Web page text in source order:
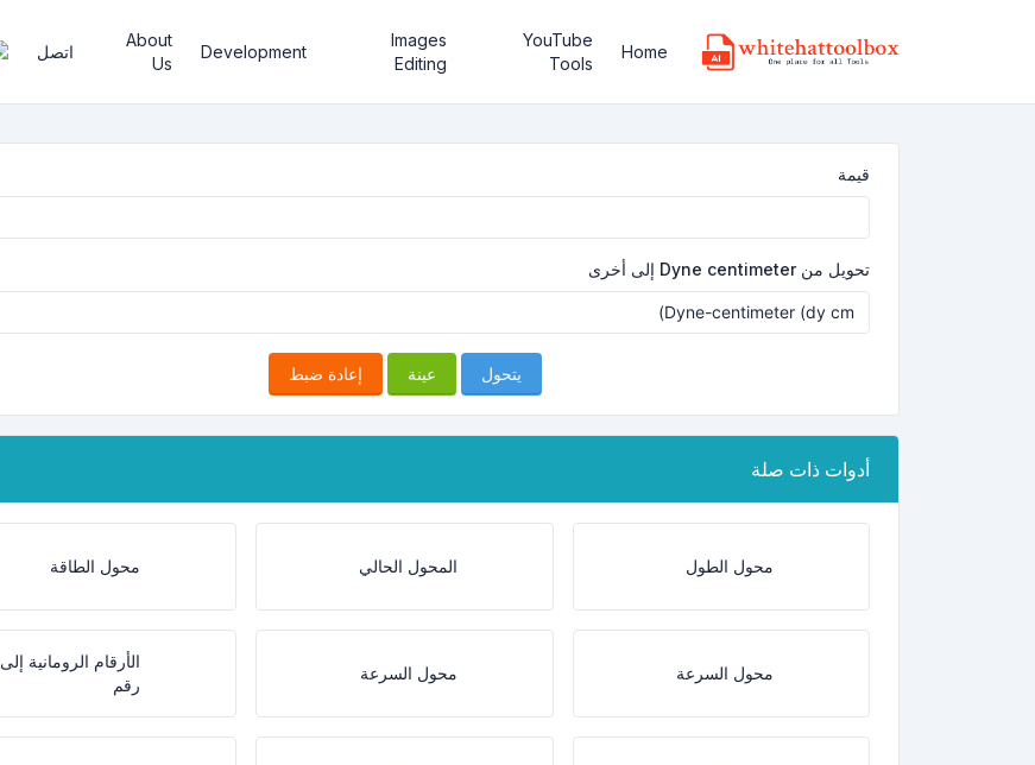
Home
YouTube
Tools
Images
Editing
Development
About
Us
اتصل
قيمة
تحويل من Dyne centimeter إلى أخرى
يتحول عينة إعادة ضبط
أدوات ذات صلة
محول الطول المحول الحالي محول الطاقة
محول السرعة محول السرعة
الأرقام الرومانية إلى
رقم